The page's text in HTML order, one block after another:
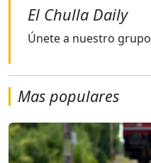
El Chulla Daily
Únete a nuestro
Mas populares